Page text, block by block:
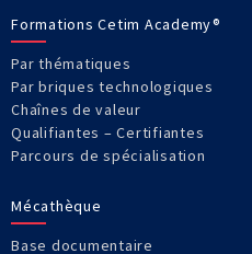
Formations Cetim Academy®
Par thématiques
Par briques technologiques
Chaînes de valeur
Qualifiantes – Certifiantes
Parcours de spécialisation
Mécathèque
Base documentaire